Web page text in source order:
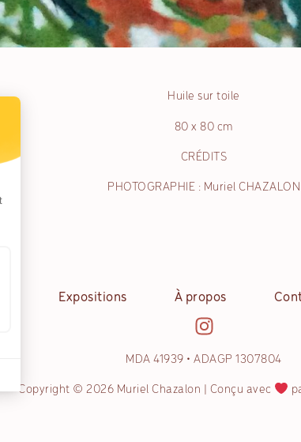
Huile sur toile
80 x 80 cm
CRÉDITS
PHOTOGRAPHIE : Muriel CHAZALON
Expositions À propos
MDA 41939 • ADAGP 1307804
Copyright © 2026 Muriel Chazalon | Conçu avec